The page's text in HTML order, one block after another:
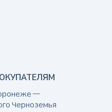
—
Черноземья